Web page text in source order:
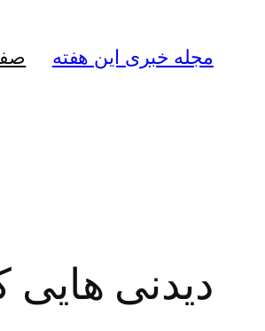
مجله خبری این هفته
دیدنی هایی